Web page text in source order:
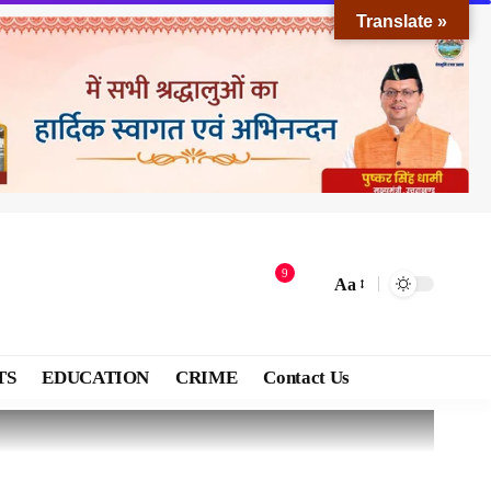
9
Aa
EDUCATION CRIME Contact Us
Translate »